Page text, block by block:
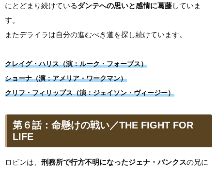
にとどまり続けているダンテへの思いと感情に葛藤していま
す。
またデライラは自分の進むべき道を探し続けています。
クレイグ・ハリス（演：ルーク・フォーブス）
ショーナ（演：アメリア・ワークマン）
クリフ・フィリップス（演：ジェイソン・ヴィージー）
第６話：命懸けの戦い／THE FIGHT FOR
LIFE
ロビンは、 刑務所で行方不明になったジェナ・バンクスの兄に